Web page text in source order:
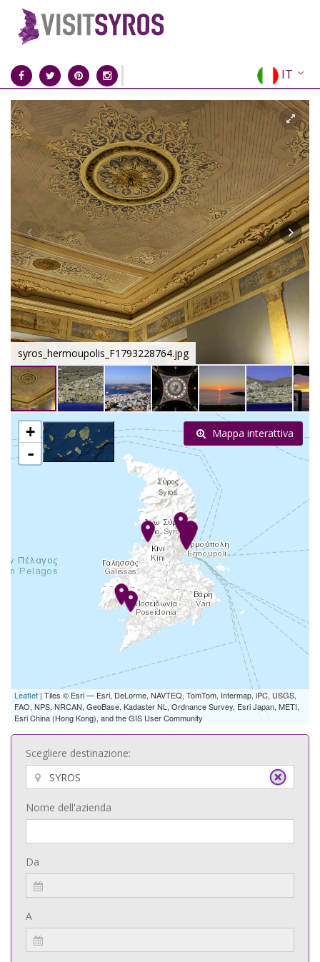
IT
EN
EL
FR
DE
ES
RU
CN
syros_hermoupolis_F1793228764.jpg
+
-
Leaflet | Tiles © Esri — Esri, DeLorme, NAVTEQ, TomTom, Intermap, iPC, USGS,
FAO, NPS, NRCAN, GeoBase, Kadaster NL, Ordnance Survey, Esri Japan, METI,
Esri China (Hong Kong), and the GIS User Community
Mappa interattiva
Scegliere destinazione:
Nome dell'azienda
Da
A